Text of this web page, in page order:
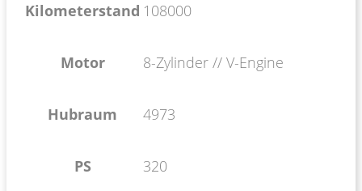
Kilometerstand 108000
Motor 8-Zylinder // V-Engine
Hubraum 4973
PS 320